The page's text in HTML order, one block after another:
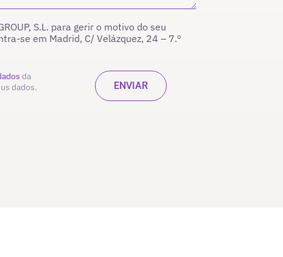
S.L. para gerir o motivo do seu
se em Madrid, C/ Velázquez, 24 – 7.º
da
dados.